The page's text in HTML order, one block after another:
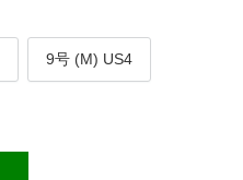
9号 (M) US4